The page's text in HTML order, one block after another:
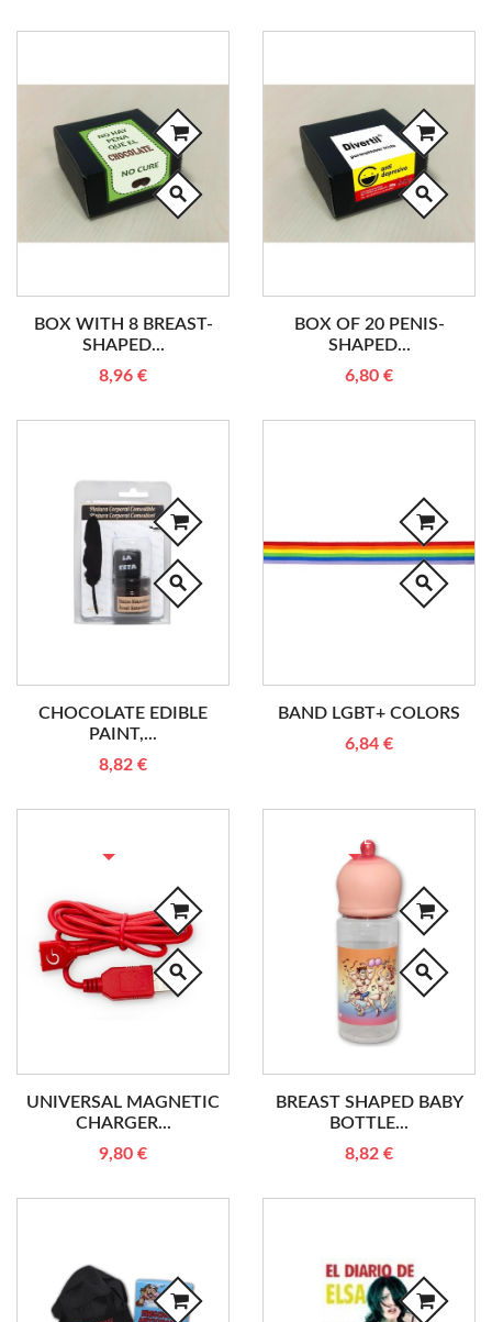
search
BOX WITH 8 BREAST-
SHAPED...
8,96 €
search
BOX OF 20 PENIS-
SHAPED...
6,80 €
search
CHOCOLATE EDIBLE
PAINT,...
8,82 €
search
BAND LGBT+ COLORS
6,84 €
search
UNIVERSAL MAGNETIC
CHARGER...
9,80 €
search
BREAST SHAPED BABY
BOTTLE...
8,82 €
RUPTURE DE STOCK